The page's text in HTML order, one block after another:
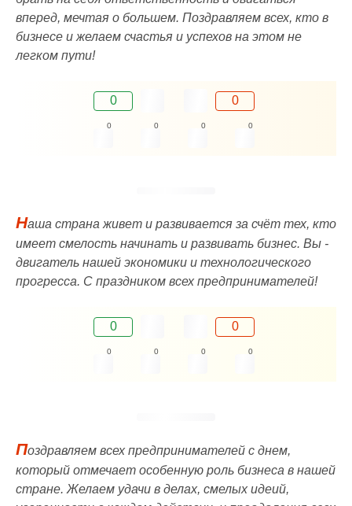
вперед, мечтая о большем. Поздравляем всех, кто в
бизнесе и желаем счастья и успехов на этом не
легком пути!
0 0
0 0 0 0
Наша страна живет и развивается за счёт тех, кто
имеет смелость начинать и развивать бизнес. Вы -
двигатель нашей экономики и технологического
прогресса. С праздником всех предпринимателей!
0 0
0 0 0 0
Поздравляем всех предпринимателей с днем,
который отмечает особенную роль бизнеса в нашей
стране. Желаем удачи в делах, смелых идеий,